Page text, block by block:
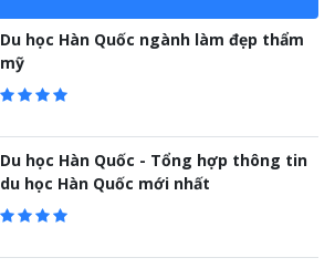
Du học Hàn Quốc ngành làm đẹp thẩm
mỹ
Du học Hàn Quốc - Tổng hợp thông tin
du học Hàn Quốc mới nhất